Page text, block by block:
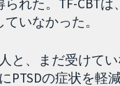
れた。TF-CBTは
いなかった。
と、まだ受けて
PTSDの症状を軽